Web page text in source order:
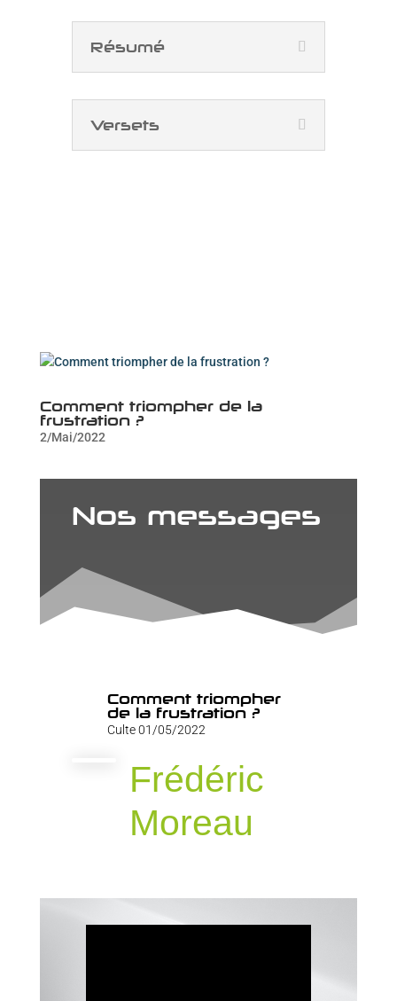
Résumé
Versets
Comment triompher de la
frustration ?
2/Mai/2022
Nos messages
Comment triompher
de la frustration ?
Culte 01/05/2022
Frédéric
Moreau